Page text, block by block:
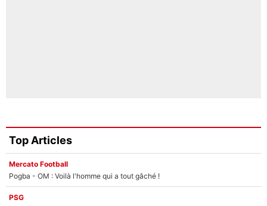
Top Articles
Mercato Football
Pogba - OM : Voilà l'homme qui a tout gâché !
PSG